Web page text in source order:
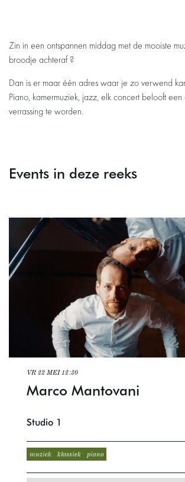
Zin in een ontspannen middag met de mooiste
broodje achteraf ?
Dan is er maar één adres waar je zo verwend
Piano, kamermuziek, jazz, elk concert belooft
verrassing te worden.
Events in deze reeks
Marco Mantovani
VR 22 MEI 12:30
Studio 1
muziek klassiek piano